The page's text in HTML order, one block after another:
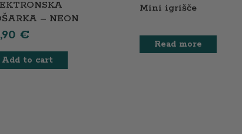
– NEON
€
Add to cart
Mini igrišče
Read more